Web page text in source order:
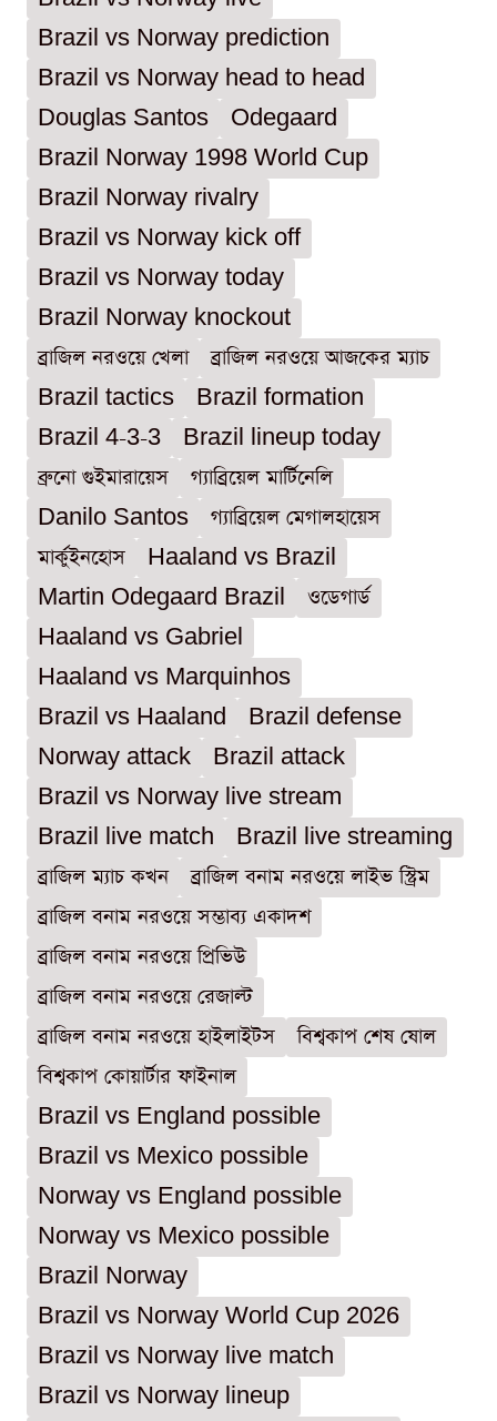
Brazil vs Norway prediction
Brazil vs Norway head to head
Douglas Santos
Odegaard
Brazil Norway 1998 World Cup
Brazil Norway rivalry
Brazil vs Norway kick off
Brazil vs Norway today
Brazil Norway knockout
ব্রাজিল নরওয়ে খেলা
ব্রাজিল নরওয়ে আজকের ম্যাচ
Brazil tactics
Brazil formation
Brazil 4-3-3
Brazil lineup today
ব্রুনো গুইমারায়েস
গ্যাব্রিয়েল মার্টিনেলি
Danilo Santos
গ্যাব্রিয়েল মেগালহায়েস
মার্কুইনহোস
Haaland vs Brazil
Martin Odegaard Brazil
ওডেগার্ড
Haaland vs Gabriel
Haaland vs Marquinhos
Brazil vs Haaland
Brazil defense
Norway attack
Brazil attack
Brazil vs Norway live stream
Brazil live match
Brazil live streaming
ব্রাজিল ম্যাচ কখন
ব্রাজিল বনাম নরওয়ে লাইভ স্ট্রিম
ব্রাজিল বনাম নরওয়ে সম্ভাব্য একাদশ
ব্রাজিল বনাম নরওয়ে প্রিভিউ
ব্রাজিল বনাম নরওয়ে রেজাল্ট
ব্রাজিল বনাম নরওয়ে হাইলাইটস
বিশ্বকাপ শেষ ষোল
বিশ্বকাপ কোয়ার্টার ফাইনাল
Brazil vs England possible
Brazil vs Mexico possible
Norway vs England possible
Norway vs Mexico possible
Brazil Norway
Brazil vs Norway World Cup 2026
Brazil vs Norway live match
Brazil vs Norway lineup